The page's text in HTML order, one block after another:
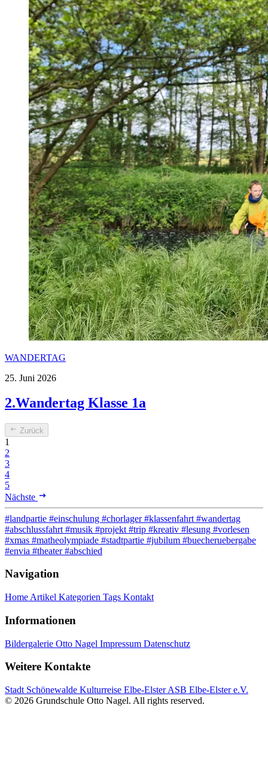
WANDERTAG
25. Juni 2026
2.Wandertag Klasse 1a
Zurück
1
2
3
4
5
Nächste
#landpartie #einschulung #chorlager#klassenfahrt #wandertag
#abschlussfahrt #musik #projekt #trip #kreativ #lesung #vorlesen
#xmas #matheolympiade #stadtpartie #jubilum #buecheruebergabe
#envia #theater#abschied
Navigation
Home Artikel Kategorien Tags Kontakt
Informationen
Bildergalerie Otto Nagel Impressum Datenschutz
Weitere Kontakte
Stadt Schönewalde Kulturreise Elbe-ElsterASB Elbe-Elster e.V.
© 2026 Grundschule Otto Nagel. All rights reserved.